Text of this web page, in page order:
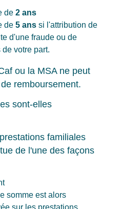
de 2 ans
de 5 ans si l'attribution de
d'une fraude ou de
votre part.
ou la MSA ne peut
remboursement.
sont-elles
familiales
de l'une des façons
somme est alors